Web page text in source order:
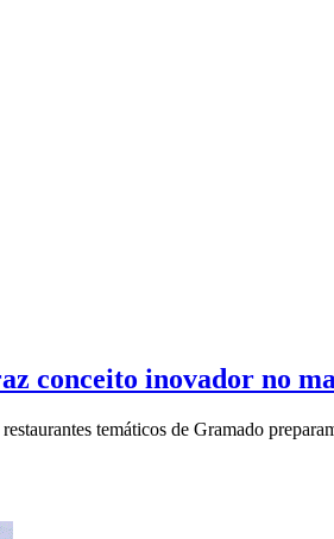
conceito inovador no
temáticos de Gramado